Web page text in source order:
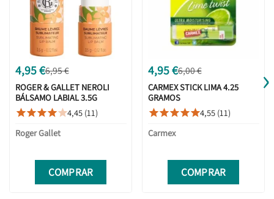
4,95 €6,95 €
ROGER & GALLET NEROLI
BÁLSAMO LABIAL 3.5G
4,45 (11)
Roger Gallet
COMPRAR
4,95 €6,00 €
CARMEX STICK LIMA 4.25
GRAMOS
4,55 (11)
Carmex
COMPRAR
›